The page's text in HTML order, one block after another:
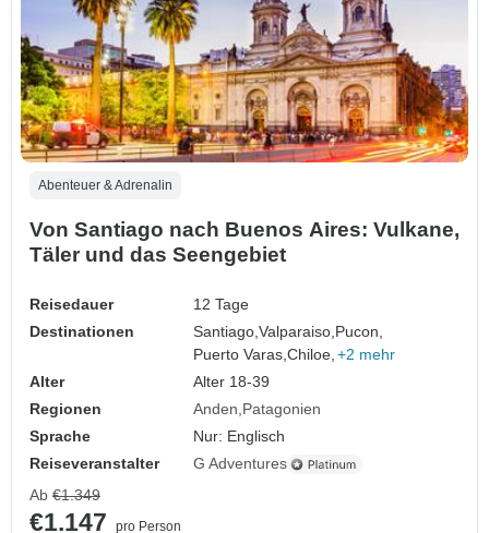
Abenteuer & Adrenalin
Von Santiago nach Buenos Aires: Vulkane,
Täler und das Seengebiet
Reisedauer
12 Tage
Destinationen
Santiago,Valparaiso,Pucon,
Puerto Varas,Chiloe, +2 mehr
Alter
Alter 18-39
Regionen
Anden Patagonien
Sprache
Nur: Englisch
Reiseveranstalter
G Adventures
Ab €1.349
€1.147 pro Person